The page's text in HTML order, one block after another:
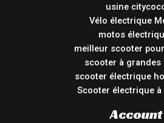
usine
Vélo électrique
motos
meilleur scooter
scooter à grandes
scooter électrique
Scooter électrique à
Account